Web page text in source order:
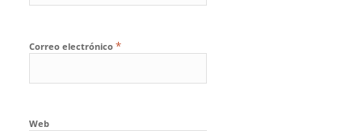
Correo electrónico *
Web